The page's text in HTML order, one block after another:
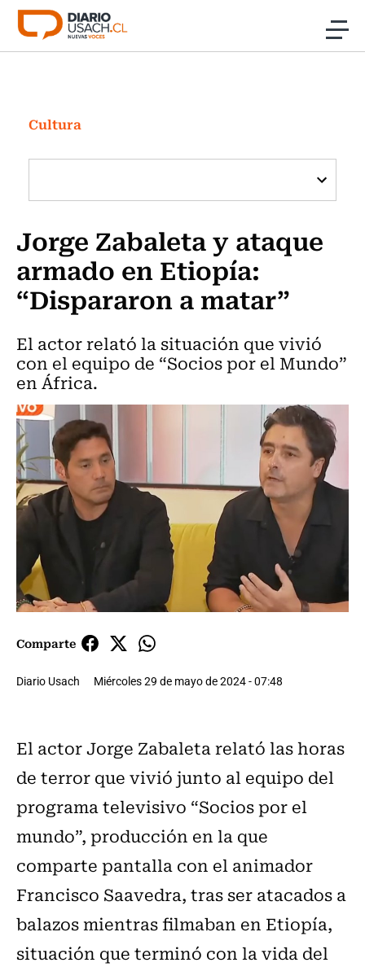
Click acá para ir directamente al contenido
Investigación
Cultura
Programas Radio y TV Usach
Cultura
Jorge Zabaleta y ataque
armado en Etiopía:
“Dispararon a matar”
El actor relató la situación que vivió
con el equipo de “Socios por el Mundo”
en África.
Comparte
Diario Usach Miércoles 29 de mayo de 2024 - 07:48
El actor Jorge Zabaleta relató las horas
de terror que vivió junto al equipo del
programa televisivo “Socios por el
mundo”, producción en la que
comparte pantalla con el animador
Francisco Saavedra, tras ser atacados a
balazos mientras filmaban en Etiopía,
situación que terminó con la vida del